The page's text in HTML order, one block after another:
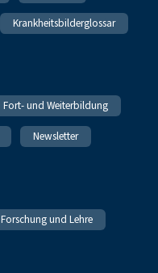
Krankheitsbilderglossar
Fort- und Weiterbildung
Newsletter
Forschung und Lehre